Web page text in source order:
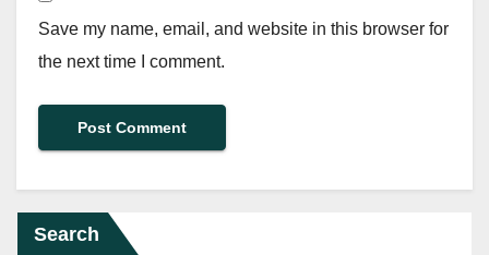
Save my name, email, and website in this browser for
the next time I comment.
Search